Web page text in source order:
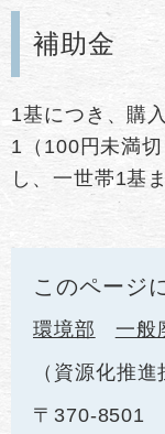
補助金
1基につき、購
1（100円未満
し、一世帯1基
このページ
環境部
一般
資源化推進
〒370-8501